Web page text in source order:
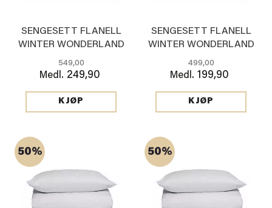
SENGESETT FLANELL
WINTER WONDERLAND
140*220 CM
549,00
Medl. 249,90
KJØP
SENGESETT FLANELL
WINTER WONDERLAND
140*200 CM
499,00
Medl. 199,90
KJØP
50% 50%